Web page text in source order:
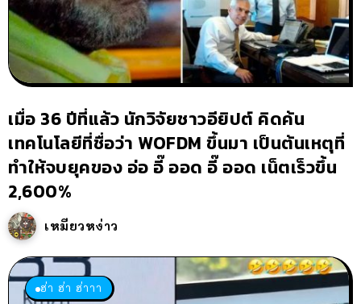
เมื่อ 36 ปีที่แล้ว นักวิจัยชาวอียิปต์ คิดค้น
เทคโนโลยีที่ชื่อว่า WOFDM ขึ้นมา เป็นต้นเหตุที่
ทำให้จบยุคของ อ่อ อี๊ ออด อี๊ ออด เน็ตเร็วขึ้น
2,600%
เหมียวหง่าว
ฮ่า ฮ่า ฮ่าาา